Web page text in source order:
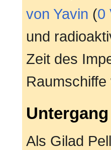
von Yavin (0
und
Zeit des
Als Gilad